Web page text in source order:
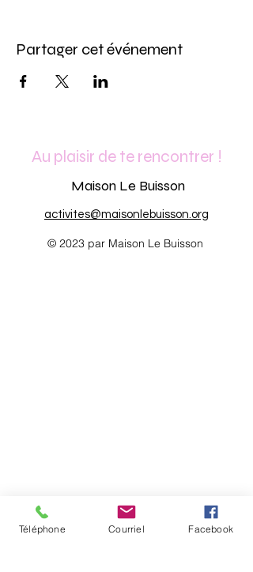
Partager cet événement
Au plaisir de te rencontrer !
Maison Le Buisson
activites@maisonlebuisson.org
© 2023 par Maison Le Buisson
Téléphone Courriel Facebook